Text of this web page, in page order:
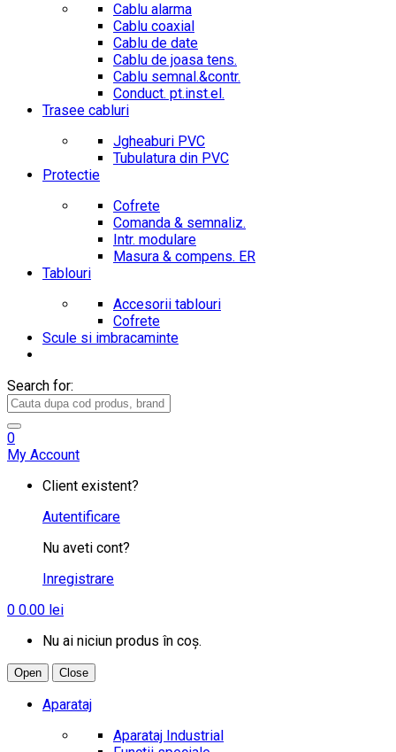
Cablu alarma
Cablu coaxial
Cablu de date
Cablu de joasa tens.
Cablu semnal.&contr.
Conduct. pt.inst.el.
Trasee cabluri
Jgheaburi PVC
Tubulatura din PVC
Protectie
Cofrete
Comanda & semnaliz.
Intr. modulare
Masura & compens. ER
Tablouri
Accesorii tablouri
Cofrete
Scule si imbracaminte
Search for:
0
My Account
Client existent?
Autentificare
Nu aveti cont?
Inregistrare
0 0.00 lei
Nu ai niciun produs în coș.
Open Close
Aparataj
Aparataj Industrial